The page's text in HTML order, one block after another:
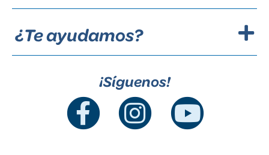
¿Te ayudamos?
¡Síguenos!